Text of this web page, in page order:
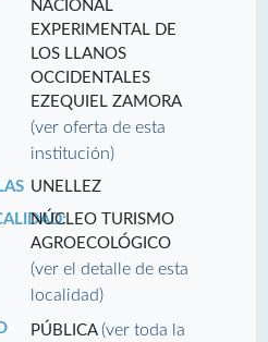
NACIONAL
EXPERIMENTAL DE
LOS LLANOS
OCCIDENTALES
EZEQUIEL ZAMORA
(ver oferta de esta
institución)
UNELLEZ
NÚCLEO TURISMO
AGROECOLÓGICO
(ver el detalle de esta
localidad)
PÚBLICA(ver toda la